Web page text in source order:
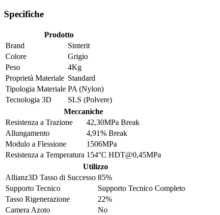
Specifiche
Prodotto
Brand
Sinterit
Colore
Grigio
Peso
4Kg
Proprietà Materiale Standard
Tipologia Materiale PA (Nylon)
Tecnologia 3D
SLS (Polvere)
Meccaniche
Resistenza a Trazione
42,30MPa Break
Allungamento
4,91% Break
Modulo a Flessione
1506MPa
Resistenza a Temperatura 154°C HDT@0,45MPa
Utilizzo
Allianz3D Tasso di Successo 85%
Supporto Tecnico
Supporto Tecnico Completo
Tasso Rigenerazione
22%
Camera Azoto
No